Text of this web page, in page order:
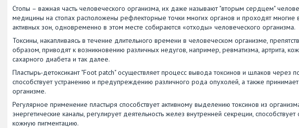
Стопы – важная часть человеческого организма, их даже называют "вторым сердцем"
медицины на стопах расположены рефлекторные точки многих органов и проходят
активных зон, одновременно в этом месте собираются «отходы» человеческого организма.
Токсины, накапливаясь в течение длительного времени в человеческом организме,
образом, приводят к возникновению различных недугов, например, ревматизма, артрита,
сахарного диабета и так далее.
Пластырь-детоксикант "Foot patch" осуществляет процесс вывода токсинов и шлаков через
способствует устранению и предупреждению различного рода опухолей, а также
организме.
Регулярное применение пластыря способствует активному выделению токсинов из
энергетические каналы, регулирует деятельность желез внутренней секреции,
кожную пигментацию.